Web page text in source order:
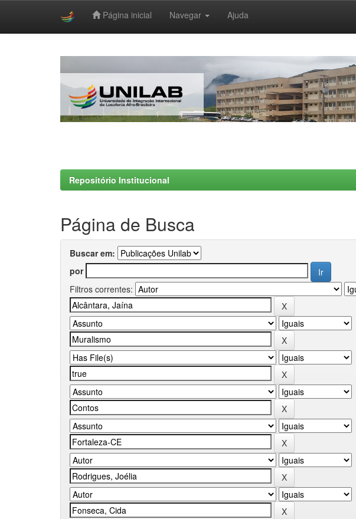
Página inicial Navegar Ajuda
Repositório Institucional
Página de Busca
Buscar em:
por
Filtros correntes: